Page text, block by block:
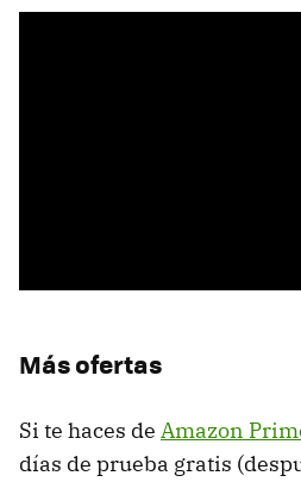
Más ofertas
Si te haces de Amazon
días de prueba gratis